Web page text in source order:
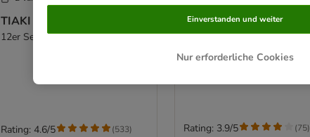
TIAKI Spiralen-Set
12er Set
Rating: 4.6/5 (533)
Trixie Matatabi-Stick mit
Fransen
1 Stück
Rating: 3.9/5 (75)
Nur erforderliche Cookies
Einverstanden und weiter